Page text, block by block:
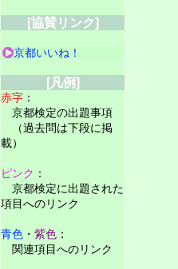
[協賛リンク]
京都いいね！
[凡例]
赤字 ：
京都検定の出題事項
（過去問は下段に掲
載）
ピンク ：
京都検定に出題された
項目へのリンク
青色 ・ 紫色 ：
関連項目へのリンク